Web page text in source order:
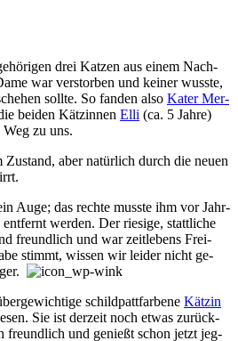
drei Katz­en aus ein­em Nach­
war ver­stor­ben und kein­er wuss­te,
soll­te. So fan­den also Ka­ter Mer­
bei­den Kätz­in­nen Elli (ca. 5 Jahre)
zu uns.
aber na­tür­lich durch die neu­en
Au­ge; das rech­te muss­te ihm vor Jahr­
wer­den. Der rie­si­ge, statt­liche
freund­lich und war zeit­le­bens Frei­
stimmt, wiss­en wir lei­der nicht ge­
schild­patt­far­be­ne Kätz­in
Sie ist der­zeit noch et­was zu­rück­
freund­lich und ge­nießt schon jetzt jeg­